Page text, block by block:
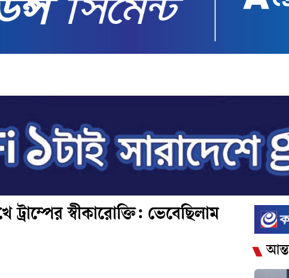
স্বীকারোক্তি: ভেবেছিলাম